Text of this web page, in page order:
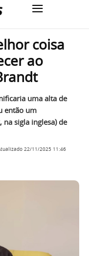
coisa
ao
uma alta de
então um
na sigla inglesa) de
22/11/2025 11:46